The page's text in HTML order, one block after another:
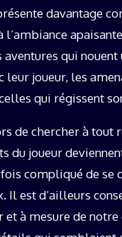
davantage
l’ambiance
aventures qui
joueur, les
qui régissent
de chercher à tout
du joueur
compliqué de se
Il est d’ailleurs
et à mesure de